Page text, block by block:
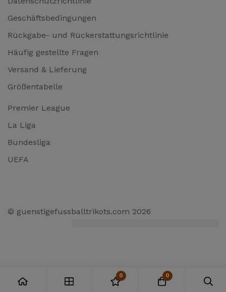
Geschäftsbedingungen
Rückgabe- und Rückerstattungsrichtlinie
Häufig gestellte Fragen
Versand & Lieferung
Größentabelle
Premier League
La Liga
Bundesliga
UEFA
© guenstigefussballtrikots.com 2026
0 0